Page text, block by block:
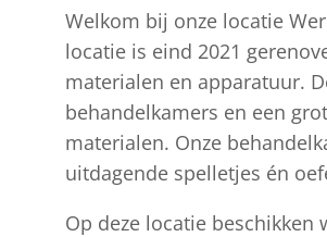
Welkom bij onze locatie
locatie is eind 2021
materialen en apparatuur.
behandelkamers en een
materialen. Onze
uitdagende spelletjes én
Op deze locatie